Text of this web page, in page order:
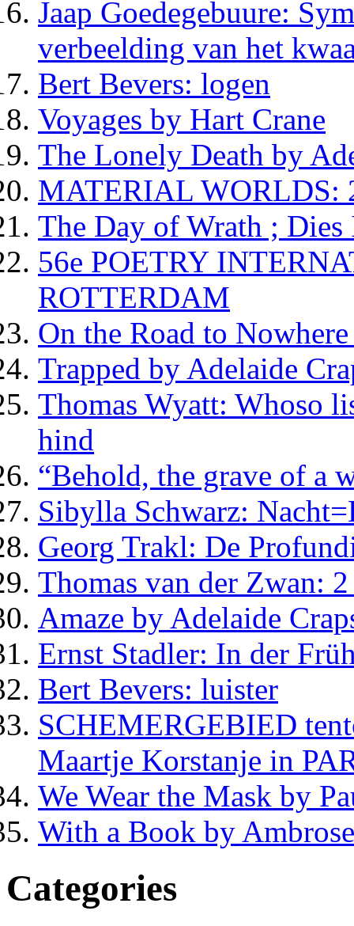
Jaap Goedegebuure:
verbeelding van het
Bert Bevers: logen
Voyages by Hart Crane
The Lonely Death by
MATERIAL WORLDS:
The Day of Wrath ;
56e POETRY
ROTTERDAM
On the Road to
Trapped by Adelaide
Thomas Wyatt: Whoso
hind
“Behold, the grave of a
Sibylla Schwarz:
Georg Trakl: De
Thomas van der Zwan:
Amaze by Adelaide
Ernst Stadler: In der
Bert Bevers: luister
SCHEMERGEBIED
Maartje Korstanje in
We Wear the Mask by
With a Book by
Categories